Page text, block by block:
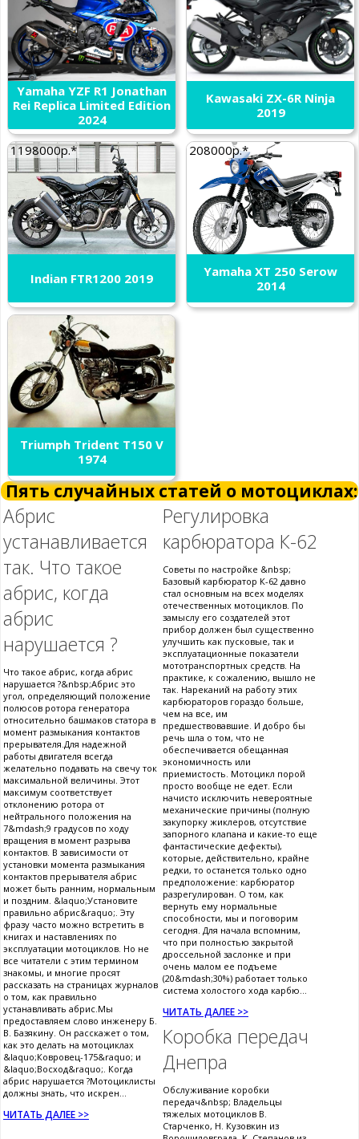
Yamaha YZF R1 Jonathan
Rei Replica Limited Edition
2024
Kawasaki ZX-6R Ninja
2019
1198000р.*
Indian FTR1200 2019
208000р.*
Yamaha XT 250 Serow
2014
Triumph Trident T150 V
1974
Пять случайных статей о мотоциклах:
Абрис
устанавливается
так. Что такое
абрис, когда
абрис
нарушается ?
Что такое абрис, когда абрис
нарушается ?&nbsp;Абрис это
угол, определяющий положение
полюсов ротора генератора
относительно башмаков статора в
момент размыкания контактов
прерывателя.Для надежной
работы двигателя всегда
желательно подавать на свечу ток
максимальной величины. Этот
максимум соответствует
отклонению ротора от
нейтрального положения на
7&mdash;9 градусов по ходу
вращения в момент разрыва
контактов. В зависимости от
установки момента размыкания
контактов прерывателя абрис
может быть ранним, нормальным
и поздним. &laquo;Установите
правильно абрис&raquo;. Эту
фразу часто можно встретить в
книгах и наставлениях по
эксплуатации мотоциклов. Но не
все читатели с этим термином
знакомы, и многие просят
рассказать на страницах журналов
о том, как правильно
устанавливать абрис.Мы
предоставляем слово инженеру Б.
В. Базякину. Он расскажет о том,
как это делать на мотоциклах
&laquo;Ковровец-175&raquo; и
&laquo;Восход&raquo;. Когда
абрис нарушается ?Мотоциклисты
должны знать, что искрен...
ЧИТАТЬ ДАЛЕЕ >>
Регулировка
карбюратора К-62
Советы по настройке &nbsp;
Базовый карбюратор К-62 давно
стал основным на всех моделях
отечественных мотоциклов. По
замыслу его создателей этот
прибор должен был существенно
улучшить как пусковые, так и
эксплуатационные показатели
мототранспортных средств. На
практике, к сожалению, вышло не
так. Нареканий на работу этих
карбюраторов гораздо больше,
чем на все, им
предшествовавшие. И добро бы
речь шла о том, что не
обеспечивается обещанная
экономичность или
приемистость. Мотоцикл порой
просто вообще не едет. Если
начисто исключить невероятные
механические причины (полную
закупорку жиклеров, отсутствие
запорного клапана и какие-то еще
фантастические дефекты),
которые, действительно, крайне
редки, то останется только одно
предположение: карбюратор
разрегулирован. О том, как
вернуть ему нормальные
способности, мы и поговорим
сегодня. Для начала вспомним,
что при полностью закрытой
дроссельной заслонке и при
очень малом ее подъеме
(20&mdash;30%) работает только
система холостого хода карбю...
ЧИТАТЬ ДАЛЕЕ >>
Коробка передач
Днепра
Обслуживание коробки
передач&nbsp; Владельцы
тяжелых мотоциклов В.
Старченко, Н. Кузовкин из